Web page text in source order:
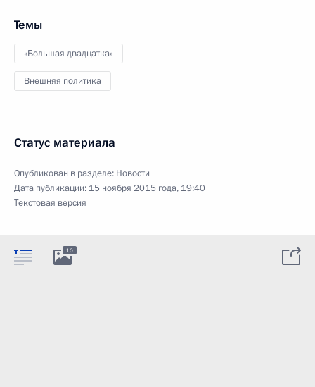
Темы
«Большая двадцатка»
Внешняя политика
Статус материала
Опубликован в разделе: Новости
Дата публикации: 15 ноября 2015 года, 19:40
Текстовая версия
10